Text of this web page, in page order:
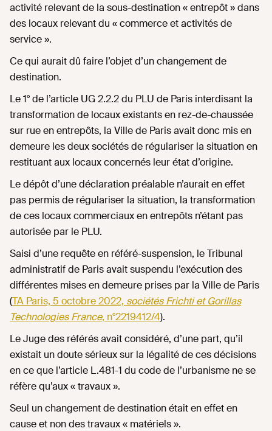
activité relevant de la sous-destination « entrepôt » dans
des locaux relevant du « commerce et activités de
service ».
Ce qui aurait dû faire l’objet d’un changement de
destination.
Le 1° de l’article UG 2.2.2 du PLU de Paris interdisant la
transformation de locaux existants en rez-de-chaussée
sur rue en entrepôts, la Ville de Paris avait donc mis en
demeure les deux sociétés de régulariser la situation en
restituant aux locaux concernés leur état d’origine.
Le dépôt d’une déclaration préalable n’aurait en effet
pas permis de régulariser la situation, la transformation
de ces locaux commerciaux en entrepôts n’étant pas
autorisée par le PLU.
Saisi d’une requête en référé-suspension, le Tribunal
administratif de Paris avait suspendu l’exécution des
différentes mises en demeure prises par la Ville de Paris
(TA Paris, 5 octobre 2022, sociétés Frichti et Gorillas
Technologies France, n°2219412/4).
Le Juge des référés avait considéré, d’une part, qu’il
existait un doute sérieux sur la légalité de ces décisions
en ce que l’article L.481-1 du code de l’urbanisme ne se
réfère qu’aux « travaux ».
Seul un changement de destination était en effet en
cause et non des travaux « matériels ».